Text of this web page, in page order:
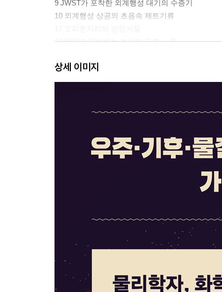
9 JWST가 포착한 외계행성 대기의 수증기
10 외계행성 상공의 초음속 제트기류
12 먼지가 지배하는 화성의 푸른 노을
14 외계 생명 탐사 비법을 간직한 개기월식
3 북극 상공에 펼쳐진 우주 허리케인
4 레이저로 번개를 통제할 수 있을까?
9 보이지 않는 무지개의 수많은 얼굴
3부 이토록 작은 물질과 그토록 거대한 자연
1 이상한 유리: 고체도 액체도 아닌 것이
2 좋은 유리: 새로운 문명으로 우리를 이끌고
상세 이미지